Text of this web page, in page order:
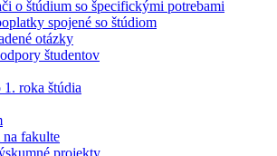
o štúdium so špecifickými potrebami
spojené so štúdiom
otázky
študentov
1. roka štúdia
fakulte
projekty